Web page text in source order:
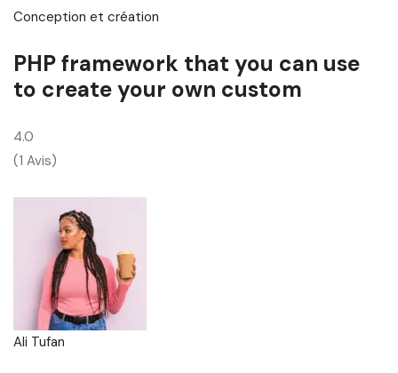
Conception et création
PHP framework that you can use
to create your own custom
4.0
(1 Avis)
Ali Tufan